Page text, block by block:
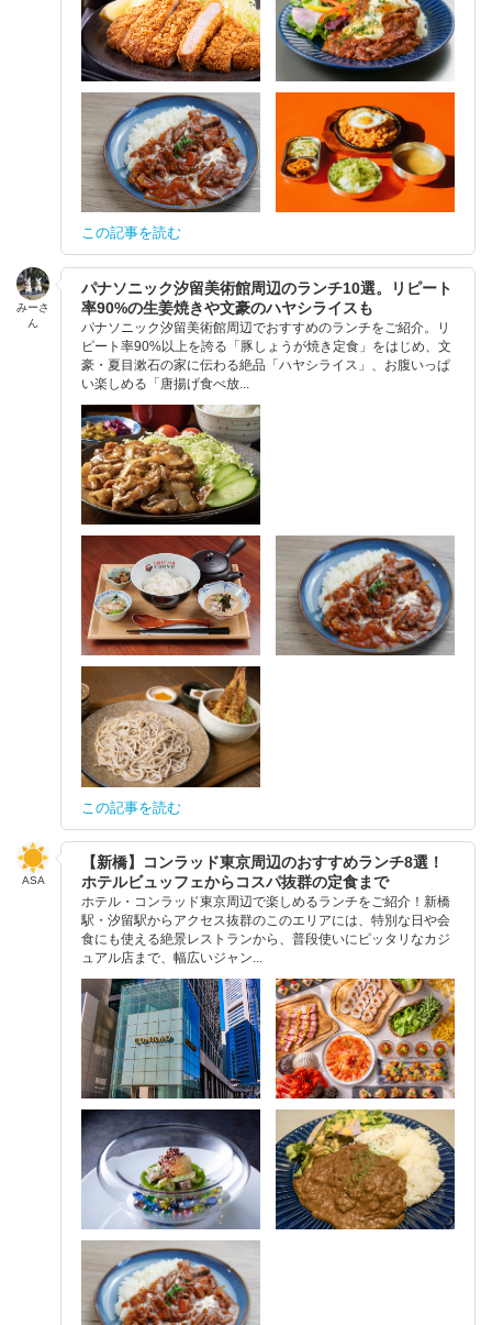
この記事を読む
みーさ
ん
パナソニック汐留美術館周辺のランチ10選。リピート
率90%の生姜焼きや文豪のハヤシライスも
パナソニック汐留美術館周辺でおすすめのランチをご紹介。リ
ピート率90%以上を誇る「豚しょうが焼き定食」をはじめ、文
豪・夏目漱石の家に伝わる絶品「ハヤシライス」、お腹いっぱ
い楽しめる「唐揚げ食べ放...
この記事を読む
ASA
【新橋】コンラッド東京周辺のおすすめランチ8選！
ホテルビュッフェからコスパ抜群の定食まで
ホテル・コンラッド東京周辺で楽しめるランチをご紹介！新橋
駅・汐留駅からアクセス抜群のこのエリアには、特別な日や会
食にも使える絶景レストランから、普段使いにピッタリなカジ
ュアル店まで、幅広いジャン...